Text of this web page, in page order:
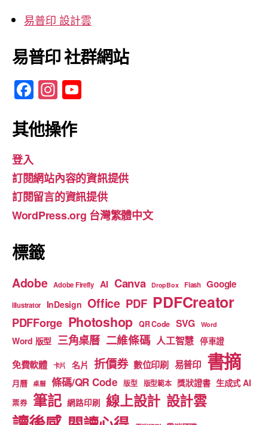
易普印 設計雲
易普印 社群網站
F
a
c
b
o
o
k
In
st
a
gr
a
m
u
b
e
其他操作
登入
訂閱網站內容的資訊提供
訂閱留言的資訊提供
WordPress.org 台灣繁體中文
標籤
Adobe Adobe Firefly AI Canva DropBox Flash Google
Illustrator InDesign Office PDF PDFCreator
PDFForge Photoshop QR Code SVG Word
Word 版型 三角桌曆 二維條碼 人工智慧 停車證
免費軟體 卡片 名片 折價券 數位印刷 易普印 書摘
月曆 桌曆 條碼/QR Code 版型 版型範本 獎狀證書 生成式 AI
票券 筆記 網路印刷 線上設計 設計雲